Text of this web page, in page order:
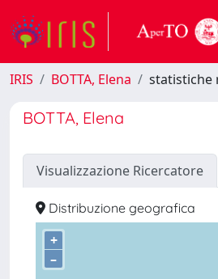
IRIS BOTTA, Elena statistiche
BOTTA, Elena
Visualizzazione Ricercatore
Distribuzione geografica
+
–